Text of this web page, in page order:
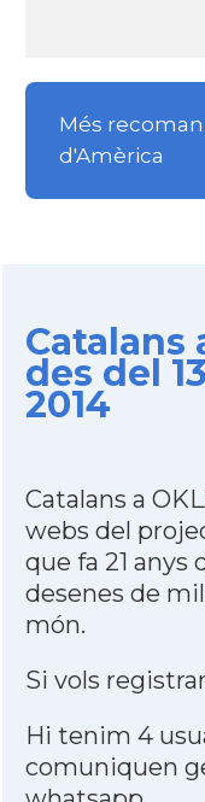
Més
d'Amèrica
Catalans
des del
2014
Catalans a
webs del
que fa 21 anys
desenes de
món.
Si vols
Hi tenim 4
comuniquen